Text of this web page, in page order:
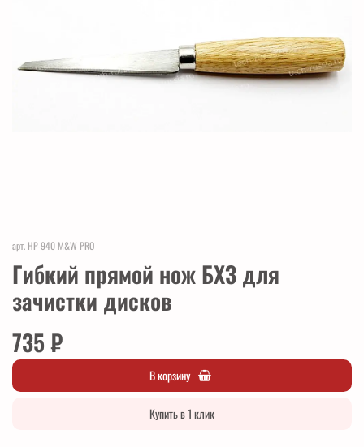
арт. HP-940 M&W PRO
Гибкий прямой нож БХЗ для
зачистки дисков
735 ₽
В корзину
Купить в 1 клик